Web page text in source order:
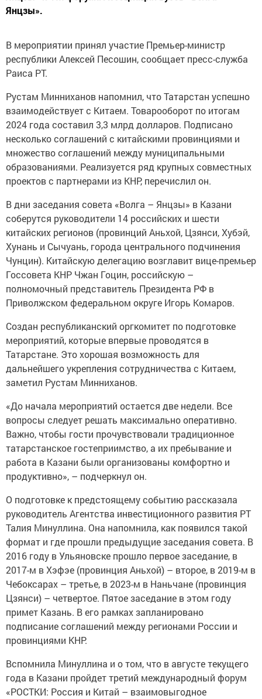
Янцзы».
В мероприятии принял участие Премьер-министр
республики Алексей Песошин, сообщает пресс-служба
Раиса РТ.
Рустам Минниханов напомнил, что Татарстан успешно
взаимодействует с Китаем. Товарооборот по итогам
2024 года составил 3,3 млрд долларов. Подписано
несколько соглашений с китайскими провинциями и
множество соглашений между муниципальными
образованиями. Реализуется ряд крупных совместных
проектов с партнерами из КНР, перечислил он.
В дни заседания совета «Волга – Янцзы» в Казани
соберутся руководители 14 российских и шести
китайских регионов (провинций Аньхой, Цзянси, Хубэй,
Хунань и Сычуань, города центрального подчинения
Чунцин). Китайскую делегацию возглавит вице-премьер
Госсовета КНР Чжан Гоцин, российскую –
полномочный представитель Президента РФ в
Приволжском федеральном округе Игорь Комаров.
Создан республиканский оргкомитет по подготовке
мероприятий, которые впервые проводятся в
Татарстане. Это хорошая возможность для
дальнейшего укрепления сотрудничества с Китаем,
заметил Рустам Минниханов.
«До начала мероприятий остается две недели. Все
вопросы следует решать максимально оперативно.
Важно, чтобы гости прочувствовали традиционное
татарстанское гостеприимство, а их пребывание и
работа в Казани были организованы комфортно и
продуктивно», – подчеркнул он.
О подготовке к предстоящему событию рассказала
руководитель Агентства инвестиционного развития РТ
Талия Минуллина. Она напомнила, как появился такой
формат и где прошли предыдущие заседания совета. В
2016 году в Ульяновске прошло первое заседание, в
2017-м в Хэфэе (провинция Аньхой) – второе, в 2019-м в
Чебоксарах – третье, в 2023-м в Наньчане (провинция
Цзянси) – четвертое. Пятое заседание в этом году
примет Казань. В его рамках запланировано
подписание соглашений между регионами России и
провинциями КНР.
Вспомнила Минуллина и о том, что в августе текущего
года в Казани пройдет третий международный форум
«РОСТКИ: Россия и Китай – взаимовыгодное